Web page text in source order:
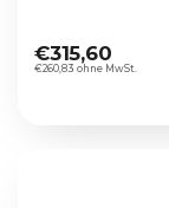
€260,83 ohne MwSt.
€315,60